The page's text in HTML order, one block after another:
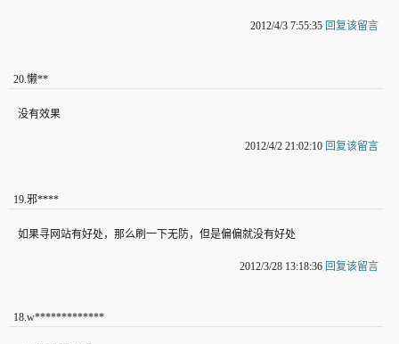
2012/4/3 7:55:35 回复该留言
20.懒**
没有效果
2012/4/2 21:02:10 回复该留言
19.邪****
如果寻网站有好处，那么刷一下无防，但是偏偏就没有好处
2012/3/28 13:18:36 回复该留言
18.w*************